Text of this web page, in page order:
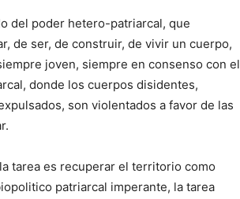
del poder hetero-patriarcal, que
de ser, de construir, de vivir un cuerpo,
joven, siempre en consenso con el
donde los cuerpos disidentes,
son violentados a favor de las
tarea es recuperar el territorio como
patriarcal imperante, la tarea